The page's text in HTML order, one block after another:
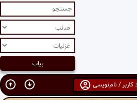
کاربر / نام‌نویسی